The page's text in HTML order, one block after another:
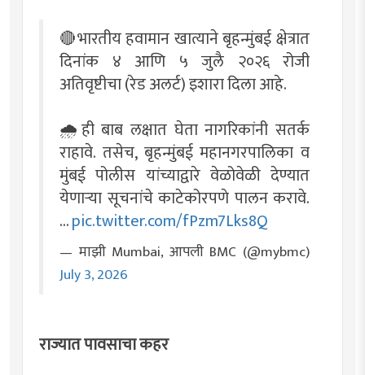
🔴भारतीय हवामान खात्याने बृहन्मुंबई क्षेत्रात
दिनांक ४ आणि ५ जुलै २०२६ रोजी
अतिवृष्टीचा (रेड अलर्ट) इशारा दिला आहे.
🌧️ही बाब लक्षात घेता नागरिकांनी सतर्क
राहावे. तसेच, बृहन्मुंबई महानगरपालिका व
मुंबई पोलीस यांच्याद्वारे वेळोवेळी देण्यात
येणाऱ्या सूचनांचे काटेकोरपणे पालन करावे.
…pic.twitter.com/fPzm7Lks8Q
— माझी Mumbai, आपली BMC (@mybmc)
July 3, 2026
राज्यात पावसाचा कहर